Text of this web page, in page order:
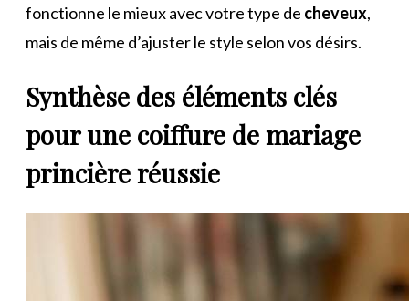
fonctionne le mieux avec votre type de cheveux,
mais de même d’ajuster le style selon vos désirs.
Synthèse des éléments clés
pour une coiffure de mariage
princière réussie